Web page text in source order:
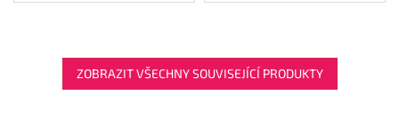
ZOBRAZIT VŠECHNY SOUVISEJÍCÍ PRODUKTY